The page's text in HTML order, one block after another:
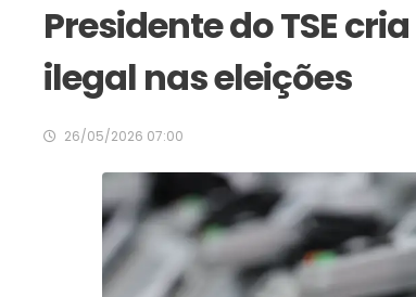
Presidente do TSE
ilegal nas eleições
26/05/2026 07:00